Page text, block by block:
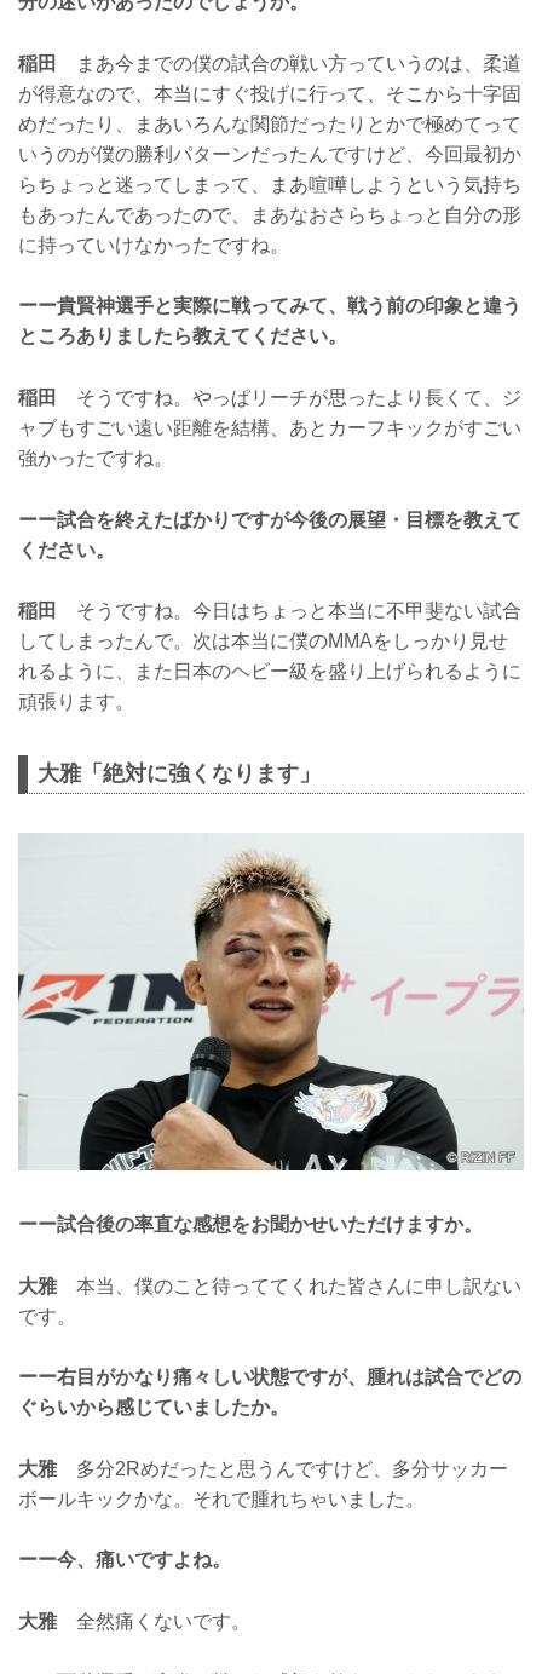
稲田
まあ今までの僕の試合の戦い方っていうのは、柔道
が得意なので、本当にすぐ投げに行って、そこから十字固
めだったり、まあいろんな関節だったりとかで極めてって
いうのが僕の勝利パターンだったんですけど、今回最初か
らちょっと迷ってしまって、まあ喧嘩しようという気持ち
もあったんであったので、まあなおさらちょっと自分の形
に持っていけなかったですね。
ーー貴賢神選手と実際に戦ってみて、戦う前の印象と違う
ところありましたら教えてください。
稲田
そうですね。やっぱリーチが思ったより長くて、ジ
ャブもすごい遠い距離を結構、あとカーフキックがすごい
強かったですね。
ーー試合を終えたばかりですが今後の展望・目標を教えて
ください。
稲田
そうですね。今日はちょっと本当に不甲斐ない試合
してしまったんで。次は本当に僕のMMAをしっかり見せ
れるように、また日本のヘビー級を盛り上げられるように
頑張ります。
大雅「絶対に強くなります」
ーー試合後の率直な感想をお聞かせいただけますか。
大雅本当、僕のこと待っててくれた皆さんに申し訳ない
です。
ーー右目がかなり痛々しい状態ですが、腫れは試合でどの
ぐらいから感じていましたか。
大雅多分2Rめだったと思うんですけど、多分サッカー
ボールキックかな。それで腫れちゃいました。
ーー今、痛いですよね。
大雅全然痛くないです。